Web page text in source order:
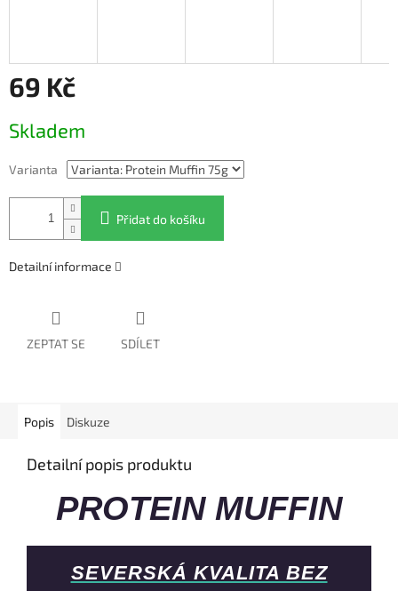
69 Kč
cena:
Skladem
Varianta
Přidat do košíku
Detailní informace
ZEPTAT SE SDÍLET
Popis Diskuze
Detailní popis produktu
PROTEIN MUFFIN
SEVERSKÁ KVALITA BEZ